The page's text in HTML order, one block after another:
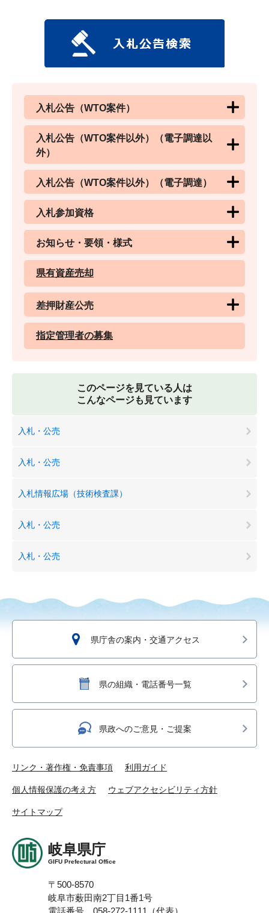
入札公告（WTO案件）
入札公告（WTO案件以外）（電子調達以
外）
入札公告（WTO案件以外）（電子調達）
入札参加資格
お知らせ・要領・様式
県有資産売却
差押財産公売
指定管理者の募集
このページを見ている人は
こんなページも見ています
入札・公売
入札・公売
入札情報広場（技術検査課）
入札・公売
入札・公売
県庁舎の案内・交通アクセス
県の組織・電話番号一覧
県政へのご意見・ご提案
リンク・著作権・免責事項 利用ガイド
個人情報保護の考え方 ウェブアクセシビリティ方針
サイトマップ
岐阜県庁
GIFU Prefectural Office
〒500-8570
岐阜市薮田南2丁目1番1号
電話番号 058-272-1111（代表）